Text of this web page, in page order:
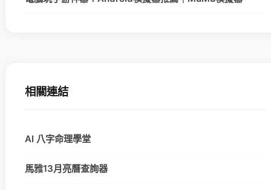
相關連結
AI 八字命理學堂
馬雅13月亮曆查詢器